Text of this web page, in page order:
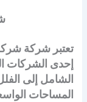
تعتبر شركة
إحدى الشركات
الشامل إلى
المساحات